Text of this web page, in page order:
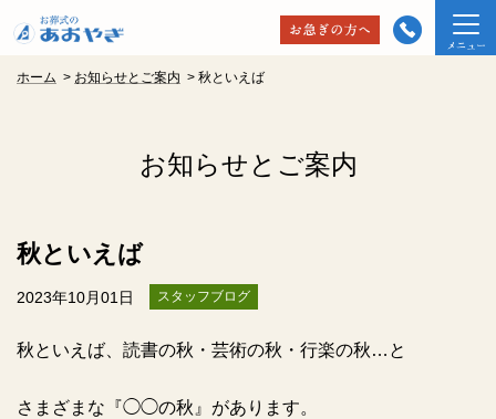
ホーム > お知らせとご案内 > 秋といえば
お知らせとご案内
秋といえば
2023年10月01日 スタッフブログ
秋といえば、読書の秋・芸術の秋・行楽の秋…と
さまざまな『◯◯の秋』があります。